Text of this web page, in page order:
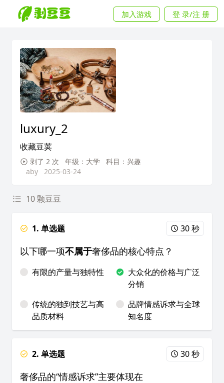
加入游戏 登 录/注 册
luxury_2
收藏豆荚
剥了 2 次 年级：大学
科目：兴趣
aby
2025-03-24
10 颗豆豆
1. 单选题 30 秒
以下哪一项不属于奢侈品的核心特点？
有限的产量与独特性
大众化的价格与广泛
分销
传统的独到技艺与高
品质材料
品牌情感诉求与全球
知名度
2. 单选题 30 秒
奢侈品的“情感诉求”主要体现在